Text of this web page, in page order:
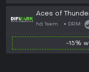
Aces of
há 1sem DRM:
-15%